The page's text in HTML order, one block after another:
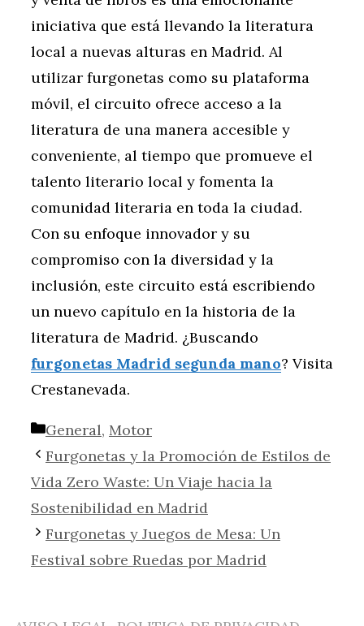
iniciativa que está llevando la literatura
local a nuevas alturas en Madrid. Al
utilizar furgonetas como su plataforma
móvil, el circuito ofrece acceso a la
literatura de una manera accesible y
conveniente, al tiempo que promueve el
talento literario local y fomenta la
comunidad literaria en toda la ciudad.
Con su enfoque innovador y su
compromiso con la diversidad y la
inclusión, este circuito está escribiendo
un nuevo capítulo en la historia de la
literatura de Madrid. ¿Buscando
furgonetas Madrid segunda mano? Visita
Crestanevada.
Categorías
General, Motor
Furgonetas y la Promoción de Estilos de
Vida Zero Waste: Un Viaje hacia la
Sostenibilidad en Madrid
Furgonetas y Juegos de Mesa: Un
Festival sobre Ruedas por Madrid